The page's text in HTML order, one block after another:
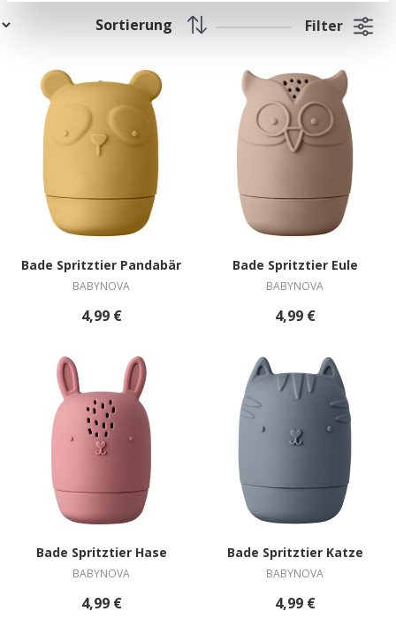
Filter
Bade Spritztier Pandabär
BABYNOVA
4,99 €
Bade Spritztier Eule
BABYNOVA
4,99 €
Bade Spritztier Hase
BABYNOVA
4,99 €
Bade Spritztier Katze
BABYNOVA
4,99 €